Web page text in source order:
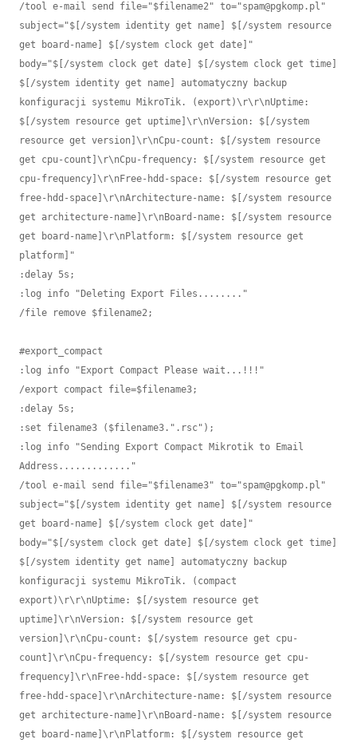
/tool e-mail send file="$filename2" to="spam@pgkomp.pl"
subject="$[/system identity get name] $[/system resource
get board-name] $[/system clock get date]"
body="$[/system clock get date] $[/system clock get time]
$[/system identity get name] automatyczny backup
konfiguracji systemu MikroTik. (export)\r\r\nUptime:
$[/system resource get uptime]\r\nVersion: $[/system
resource get version]\r\nCpu-count: $[/system resource
get cpu-count]\r\nCpu-frequency: $[/system resource get
cpu-frequency]\r\nFree-hdd-space: $[/system resource get
free-hdd-space]\r\nArchitecture-name: $[/system resource
get architecture-name]\r\nBoard-name: $[/system resource
get board-name]\r\nPlatform: $[/system resource get
platform]"
:delay 5s;
:log info "Deleting Export Files........"
/file remove $filename2;
#export_compact
:log info "Export Compact Please wait...!!!"
/export compact file=$filename3;
:delay 5s;
:set filename3 ($filename3.".rsc");
:log info "Sending Export Compact Mikrotik to Email
Address............."
/tool e-mail send file="$filename3" to="spam@pgkomp.pl"
subject="$[/system identity get name] $[/system resource
get board-name] $[/system clock get date]"
body="$[/system clock get date] $[/system clock get time]
$[/system identity get name] automatyczny backup
konfiguracji systemu MikroTik. (compact
export)\r\r\nUptime: $[/system resource get
uptime]\r\nVersion: $[/system resource get
version]\r\nCpu-count: $[/system resource get cpu-
count]\r\nCpu-frequency: $[/system resource get cpu-
frequency]\r\nFree-hdd-space: $[/system resource get
free-hdd-space]\r\nArchitecture-name: $[/system resource
get architecture-name]\r\nBoard-name: $[/system resource
get board-name]\r\nPlatform: $[/system resource get